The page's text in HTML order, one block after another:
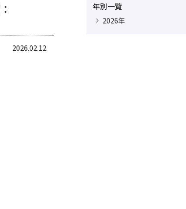
2026.02.12
年別一覧
2026年